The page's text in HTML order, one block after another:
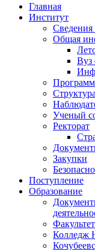
Главная
Институт
Сведения
Общая
Вуз
Структура
Ученый
Ректорат
Закупки
Поступление
Образование
Колледж